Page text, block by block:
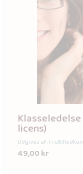
licens)
Udgives af:
49,00kr